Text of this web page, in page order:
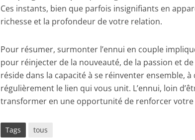
Ces instants, bien que parfois insignifiants en
richesse et la profondeur de votre relation.
Pour résumer, surmonter l’ennui en couple
pour réinjecter de la nouveauté, de la passion et
réside dans la capacité à se réinventer ensemble,
régulièrement le lien qui vous unit. L’ennui, loin
transformer en une opportunité de renforcer
Tags tous